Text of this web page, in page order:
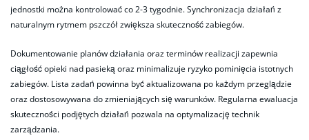
jednostki można kontrolować co 2-3 tygodnie. Synchronizacja działań z
naturalnym rytmem pszczół zwiększa skuteczność zabiegów.
Dokumentowanie planów działania oraz terminów realizacji zapewnia
ciągłość opieki nad pasieką oraz minimalizuje ryzyko pominięcia istotnych
zabiegów. Lista zadań powinna być aktualizowana po każdym przeglądzie
oraz dostosowywana do zmieniających się warunków. Regularna ewaluacja
skuteczności podjętych działań pozwala na optymalizację technik
zarządzania.